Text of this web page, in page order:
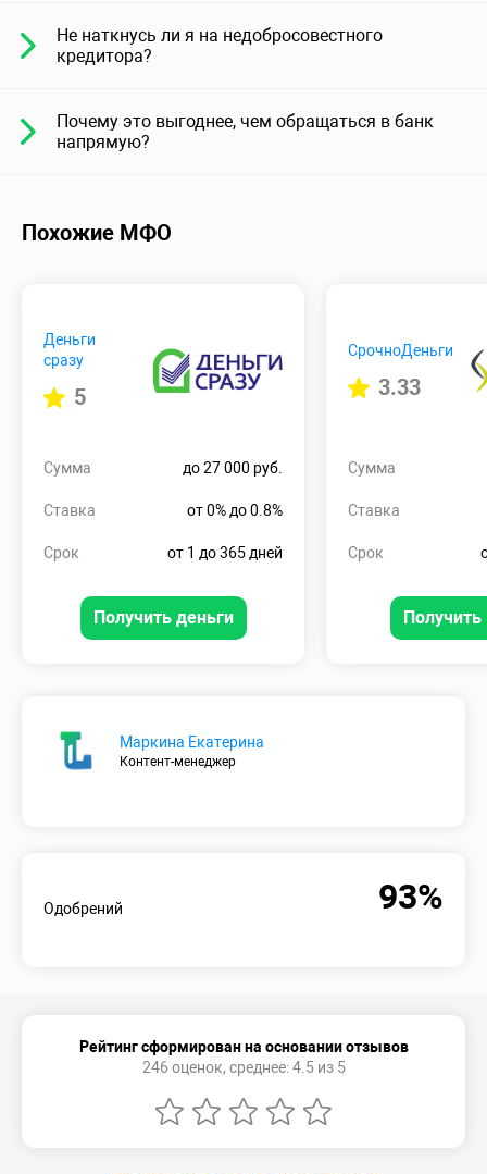
Не наткнусь ли я на недобросовестного
кредитора?
Почему это выгоднее, чем обращаться в банк
напрямую?
Похожие МФО
Деньги
сразу
5
Сумма до 27 000 руб.
Ставка от 0% до 0.8%
Срок от 1 до 365 дней
Получить деньги
СрочноДеньги
3.33
Сумма
Ставка
Срок
Получить
Маркина Екатерина
Контент-менеджер
Одобрений 93%
Рейтинг сформирован на основании отзывов
246 оценок, среднее: 4.5 из 5